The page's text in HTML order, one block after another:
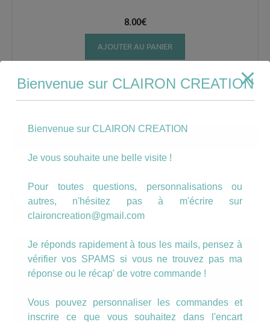
8.00€
AJOUTER AU PANIER
Recherche
pour :
Recherche
A LÀ UNE
Bienvenue sur CLAIRON CREATION
Bienvenue sur CLAIRON CREATION
Je vous souhaite une belle visite !
Pour toutes questions, personnalisations ou
autres, n'hésitez pas à m'écrire sur
claironcreation@gmail.com
Je réponds rapidement à tous les mails, pensez à
vérifier vos SPAMS si vous ne trouvez pas ma
réponse ou le récap' de votre commande !
Vous pouvez personnaliser les commandes et
inscrire ce que vous souhaitez dans l'encart